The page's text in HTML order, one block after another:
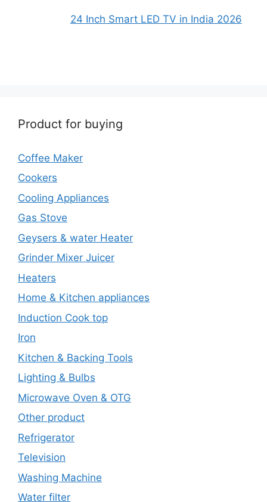
24 Inch Smart LED TV in India 2026
Product for buying
Coffee Maker
Cookers
Cooling Appliances
Gas Stove
Geysers & water Heater
Grinder Mixer Juicer
Heaters
Home & Kitchen appliances
Induction Cook top
Iron
Kitchen & Backing Tools
Lighting & Bulbs
Microwave Oven & OTG
Other product
Refrigerator
Television
Washing Machine
Water filter